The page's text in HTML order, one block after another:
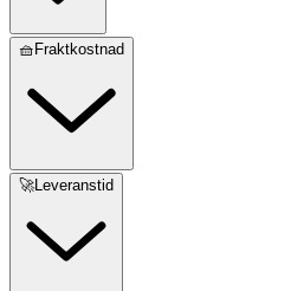
🧺Fraktkostnad
🚀Leveranstid